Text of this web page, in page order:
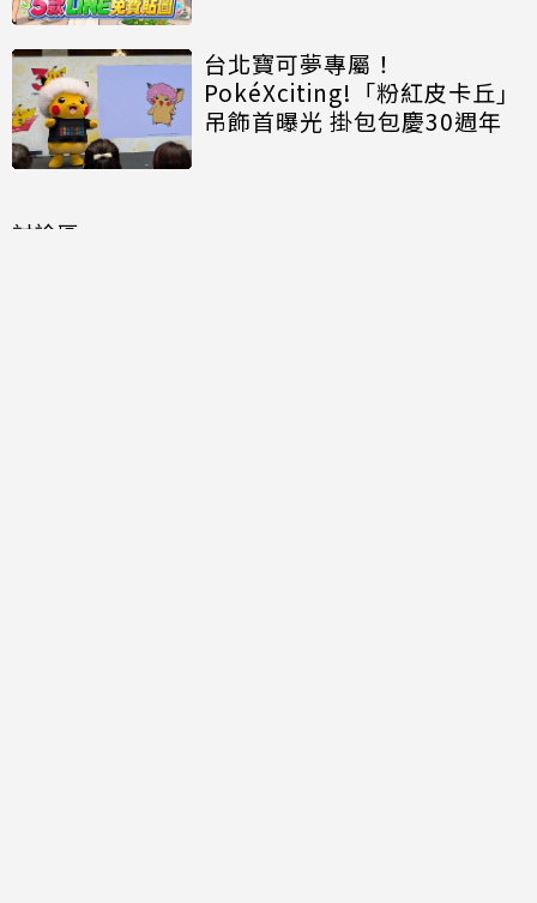
台北寶可夢專屬！
PokéXciting!「粉紅皮卡丘」
吊飾首曝光 掛包包慶30週年
討論區